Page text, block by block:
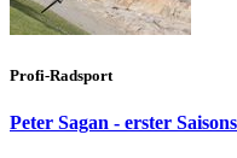
Profi-Radsport
Peter Sagan - erster